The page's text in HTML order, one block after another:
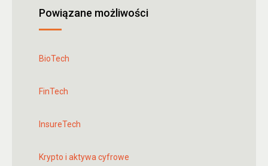
Powiązane możliwości
BioTech
FinTech
InsureTech
Krypto i aktywa cyfrowe